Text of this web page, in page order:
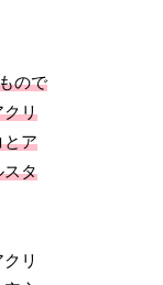
ので
クリ
とア
スタ
リ